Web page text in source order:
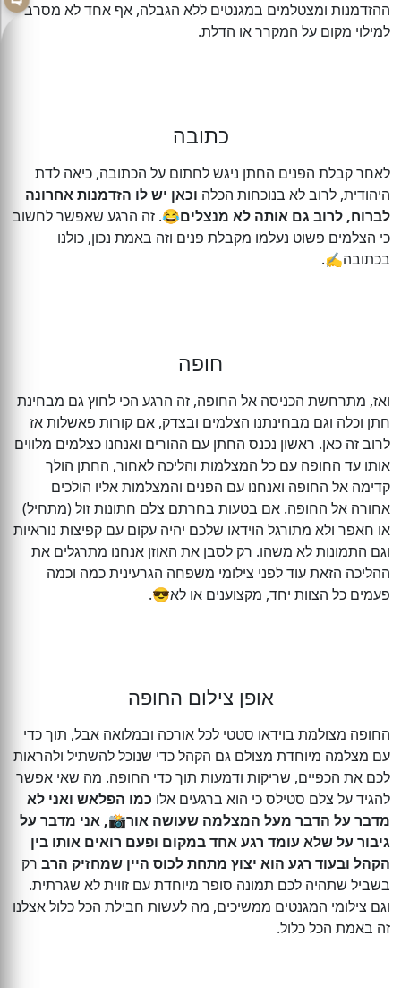
ההזדמנות ומצטלמים במגנטים ללא הגבלה, אף אחד לא מסרב
למילוי מקום על המקרר או הדלת.
כתובה
לאחר קבלת הפנים החתן ניגש לחתום על הכתובה, כיאה לדת
היהודית, לרוב לא בנוכחות הכלה וכאן יש לו הזדמנות אחרונה
לברוח, לרוב גם אותה לא מנצלים😂. זה הרגע שאפשר לחשוב
כי הצלמים פשוט נעלמו מקבלת פנים וזה באמת נכון, כולנו
בכתובה✍️.
חופה
ואז, מתרחשת הכניסה אל החופה, זה הרגע הכי לחוץ גם מבחינת
חתן וכלה וגם מבחינתנו הצלמים ובצדק, אם קורות פאשלות אז
לרוב זה כאן. ראשון נכנס החתן עם ההורים ואנחנו כצלמים מלווים
אותו עד החופה עם כל המצלמות והליכה לאחור, החתן הולך
קדימה אל החופה ואנחנו עם הפנים והמצלמות אליו הולכים
אחורה אל החופה. אם בטעות בחרתם צלם חתונות זול (מתחיל)
או חאפר ולא מתורגל הוידאו שלכם יהיה עקום עם קפיצות נוראיות
וגם התמונות לא משהו. רק לסבן את האוזן אנחנו מתרגלים את
ההליכה הזאת עוד לפני צילומי משפחה הגרעינית כמה וכמה
פעמים כל הצוות יחד, מקצוענים או לא😎.
אופן צילום החופה
החופה מצולמת בוידאו סטטי לכל אורכה ובמלואה אבל, תוך כדי
עם מצלמה מיוחדת מצולם גם הקהל כדי שנוכל להשתיל ולהראות
לכם את הכפיים, שריקות ודמעות תוך כדי החופה. מה שאי אפשר
להגיד על צלם סטילס כי הוא ברגעים אלו כמו הפלאש ואני לא
מדבר על הדבר מעל המצלמה שעושה אור📸, אני מדבר על
גיבור על שלא עומד רגע אחד במקום ופעם רואים אותו בין
הקהל ובעוד רגע הוא יצוץ מתחת לכוס היין שמחזיק הרב רק
בשביל שתהיה לכם תמונה סופר מיוחדת עם זווית לא שגרתית.
וגם צילומי המגנטים ממשיכים, מה לעשות חבילת הכל כלול אצלנו
זה באמת הכל כלול.